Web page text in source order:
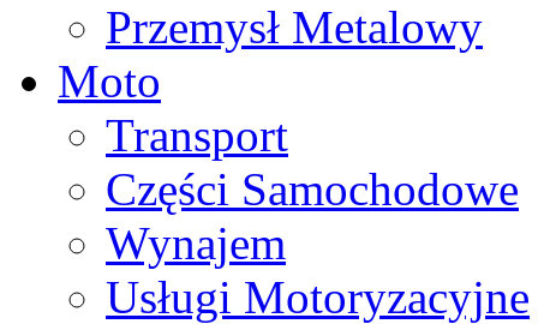
Przemysł Metalowy
Moto
Transport
Części Samochodowe
Wynajem
Usługi Motoryzacyjne